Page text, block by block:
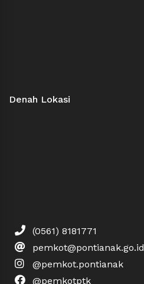
Denah Lokasi
(0561) 8181771
pemkot@pontianak.go.id
@pemkot.pontianak
@pemkotptk